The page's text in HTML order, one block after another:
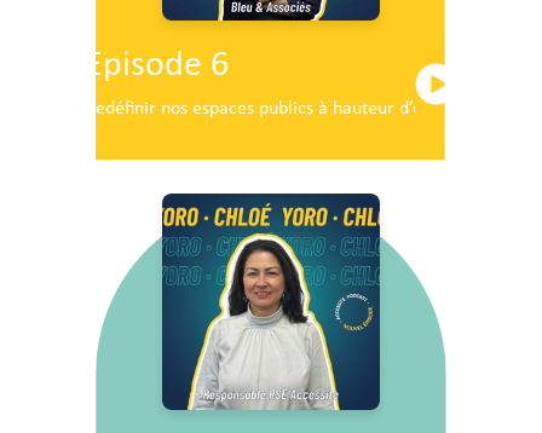
Episode 6
Redéfinir nos espaces publics à hauteur d’enfants